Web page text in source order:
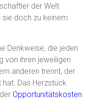
der Welt
sie doch zu keinem
Denkweise, die jeden
von ihren jeweiligen
anderen trennt, der
Das Herzstück
Opportunitätskosten.